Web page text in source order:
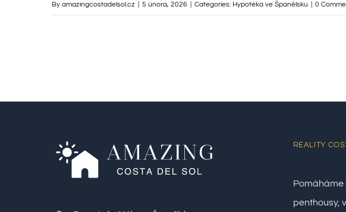
By amazingcostadelsol.cz 5 února, 2026 Categories: Hypotéka ve Španělsku 0
REALITY
Pomáháme
penthousy,